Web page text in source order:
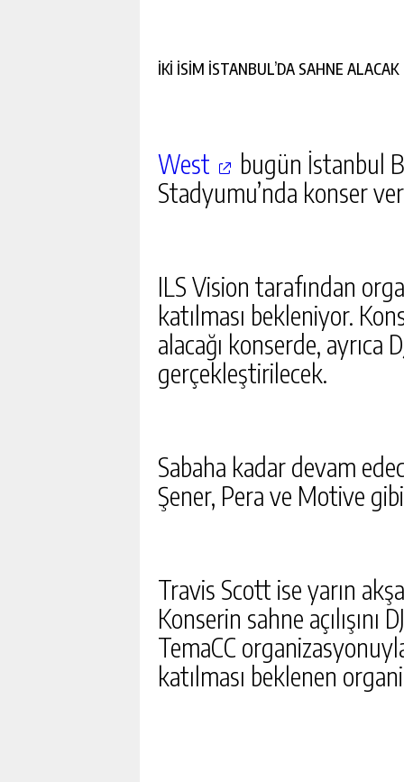
İKİ İSİM İSTANBUL’DA SAHNE ALACAK
West
bugün İstanbul
Stadyumu’nda konser
ILS Vision tarafından
katılması bekleniyor.
alacağı konserde, ayrıca
gerçekleştirilecek.
Sabaha kadar devam
Şener, Pera ve Motive
Travis Scott ise yarın
Konserin sahne
TemaCC
katılması beklenen